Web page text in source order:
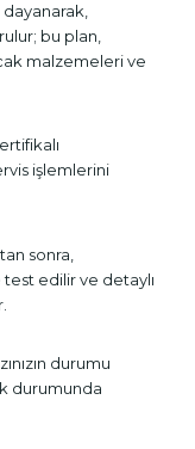
bu plan,
malzemeleri ve
işlemlerini
sonra,
test edilir ve detaylı
durumu
durumunda